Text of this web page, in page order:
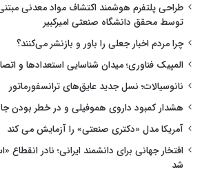
طراحی پلتفرم هوشمند اکتشاف مواد معدنی
توسط محقق دانشگاه صنعتی امیرکبیر
چرا مردم اخبار جعلی را باور و بازنشر می‌کنند؟
المپیک فناوری؛ میدان شناسایی استعدادها و
نانوسیالات؛ نسل جدید عایق‌های ترانسفورماتور
هشدار کمبود داروی هموفیلی و در خطر بودن
آمریکا مدل «دکتری صنعتی» را آزمایش می کند
افتخار جهانی برای دانشمند ایرانی؛ نادر انقطاع
شد